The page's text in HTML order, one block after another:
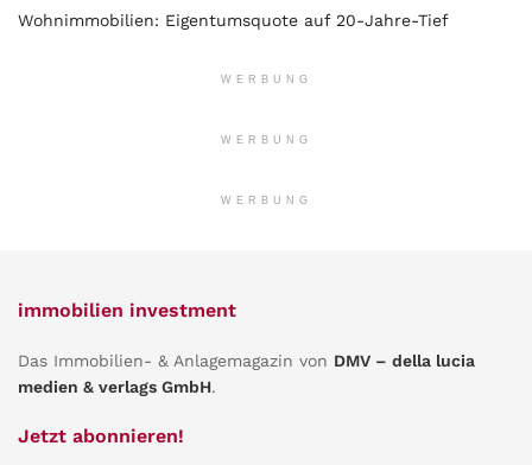
Wohnimmobilien: Eigentumsquote auf 20-Jahre-Tief
WERBUNG
WERBUNG
WERBUNG
immobilien investment
Das Immobilien- & Anlagemagazin von DMV – della lucia
medien & verlags GmbH.
Jetzt abonnieren!